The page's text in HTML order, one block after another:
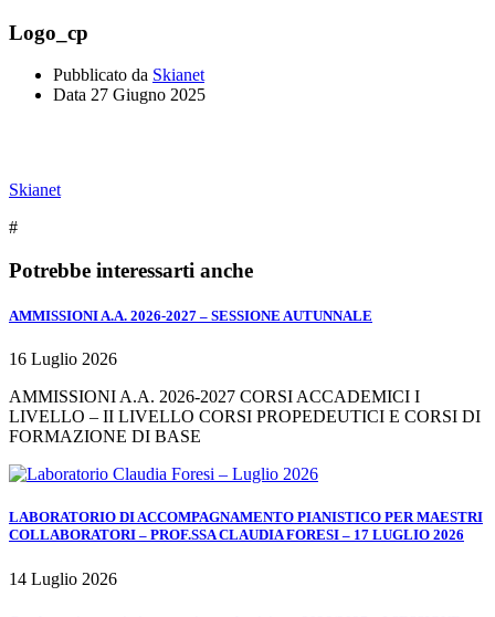
Logo_cp
Pubblicato da Skianet
Data 27 Giugno 2025
Skianet
#
Potrebbe interessarti anche
AMMISSIONI A.A. 2026-2027 – SESSIONE AUTUNNALE
16 Luglio 2026
AMMISSIONI A.A. 2026-2027 CORSI ACCADEMICI I
LIVELLO – II LIVELLO CORSI PROPEDEUTICI E CORSI DI
FORMAZIONE DI BASE
LABORATORIO DI ACCOMPAGNAMENTO PIANISTICO PER MAESTRI
COLLABORATORI – PROF.SSA CLAUDIA FORESI – 17 LUGLIO 2026
14 Luglio 2026